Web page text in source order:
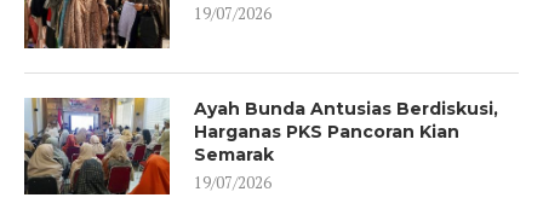
19/07/2026
Ayah Bunda Antusias Berdiskusi,
Harganas PKS Pancoran Kian
Semarak
19/07/2026